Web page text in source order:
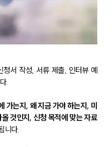
서 작성, 서류 제출, 인터뷰 예
.
가는지, 왜 지금 가야 하는지, 미
것인지, 신청 목적에 맞는 자료
니다.